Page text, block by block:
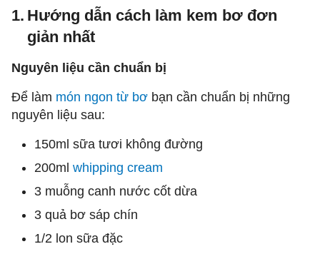
Hướng dẫn cách làm kem bơ đơn
giản nhất
1.
Nguyên liệu cần chuẩn bị
Để làm món ngon từ bơ bạn cần chuẩn bị những
nguyên liệu sau:
150ml sữa tươi không đường
200ml whipping cream
3 muỗng canh nước cốt dừa
3 quả bơ sáp chín
1/2 lon sữa đặc